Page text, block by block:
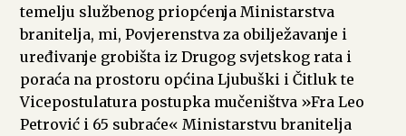
temelju službenog priopćenja Ministarstva
branitelja, mi, Povjerenstva za obilježavanje i
uređivanje grobišta iz Drugog svjetskog rata i
poraća na prostoru općina Ljubuški i Čitluk te
Vicepostulatura postupka mučeništva »Fra Leo
Petrović i 65 subraće« Ministarstvu branitelja